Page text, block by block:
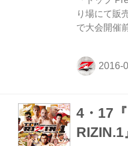
り場にて販
で大会開催
ランデルマ
た。桜庭和
身体能力を
本総合格闘
フォーマン
4・17
RIZIN.1